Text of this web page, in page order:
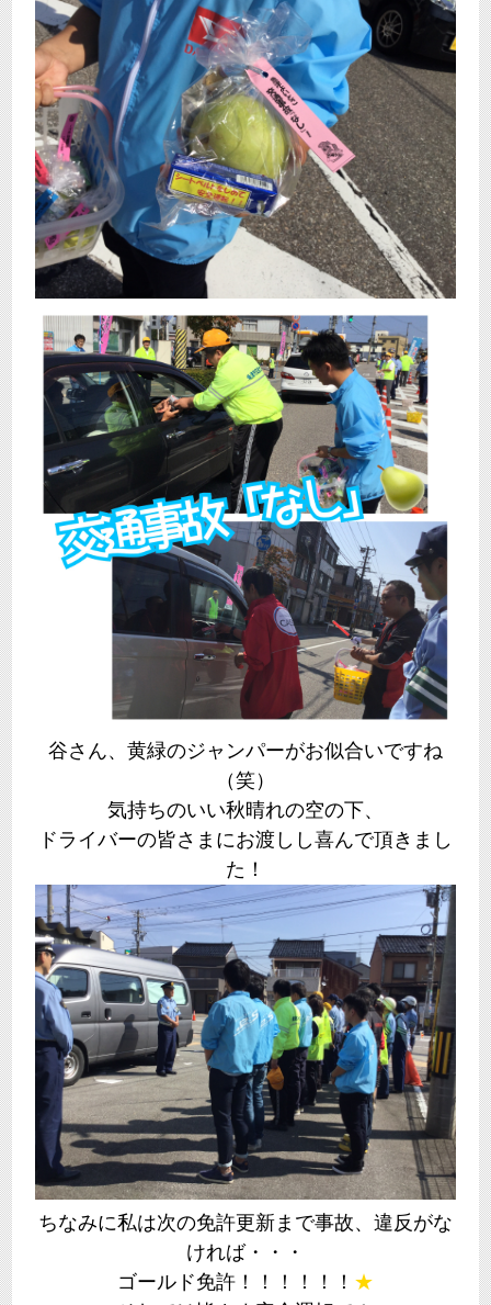
谷さん、黄緑のジャンパーがお似合いですね
（笑）
気持ちのいい秋晴れの空の下、
ドライバーの皆さまにお渡しし喜んで頂きまし
た！
ちなみに私は次の免許更新まで事故、違反がな
ければ・・・
ゴールド免許！！！！！！ ★